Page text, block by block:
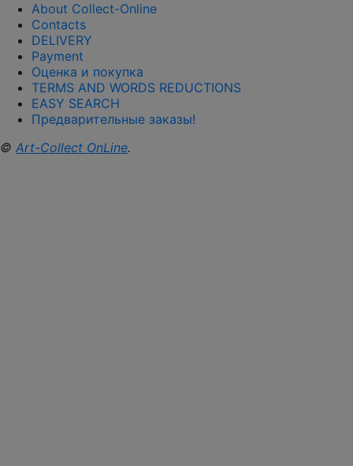
About Collect-Online
Contacts
DELIVERY
Payment
Оценка и покупка
TERMS AND WORDS REDUCTIONS
EASY SEARCH
Предварительные заказы!
© Art-Collect OnLine.